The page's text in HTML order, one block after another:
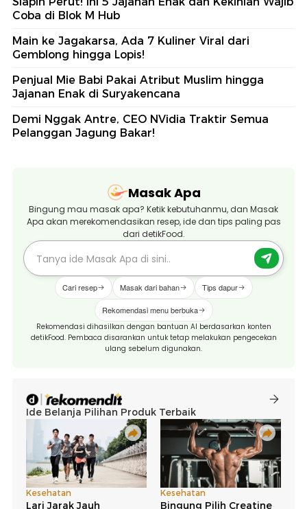
Coba di Blok M Hub
Main ke Jagakarsa, Ada 7 Kuliner Viral dari
Gemblong hingga Lopis!
Penjual Mie Babi Pakai Atribut Muslim hingga
Jajanan Enak di Suryakencana
Demi Nggak Antre, CEO NVidia Traktir Semua
Pelanggan Jagung Bakar!
Masak Apa
Bingung mau masak apa? Ketik kebutuhanmu, dan Masak
Apa akan merekomendasikan resep, ide dan tips paling pas
dari detikFood.
Cari resep Masak dari bahan Tips dapur
Rekomendasi menu berbuka
Rekomendasi dihasilkan dengan bantuan AI berdasarkan konten
detikFood. Pembaca disarankan untuk tetap melakukan pengecekan
ulang sebelum digunakan.